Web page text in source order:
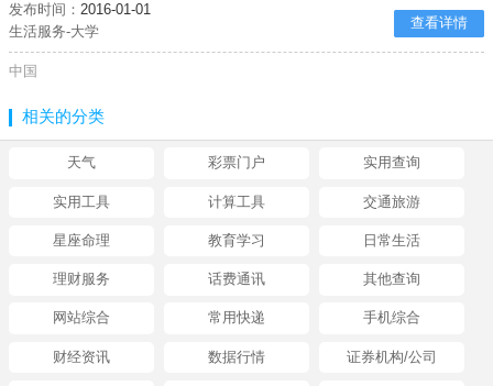
发布时间：2016-01-01
生活服务-大学
查看详情
中国
相关的分类
天气 彩票门户 实用查询
实用工具 计算工具 交通旅游
星座命理 教育学习 日常生活
理财服务 话费通讯 其他查询
网站综合 常用快递 手机综合
财经资讯 数据行情 证券机构/公司